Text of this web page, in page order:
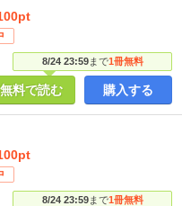
8/24 23:59まで1冊無料
無料で読む 購入する
8/24 23:59まで1冊無料